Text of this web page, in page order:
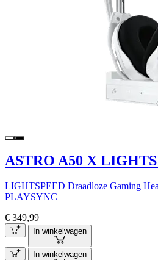
ASTRO A50 X
LIGHTSPEED Draadloze Gaming
PLAYSYNC
€ 349,99
In winkelwagen
In winkelwagen